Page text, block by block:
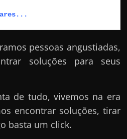
pessoas angustiadas,
soluções para seus
de tudo, vivemos na era
encontrar soluções, tirar
basta um click.